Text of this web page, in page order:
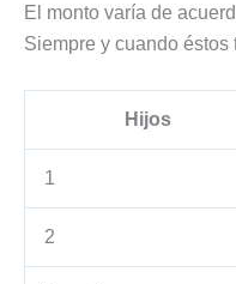
El monto varía de
Siempre y cuando éstos
Hijos
1
2